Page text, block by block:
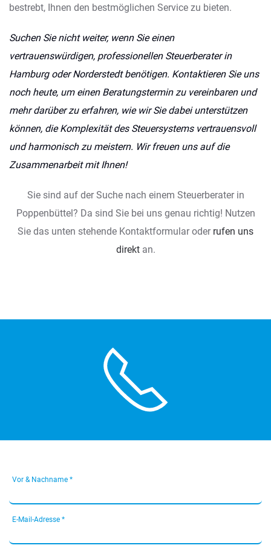
bestrebt, Ihnen den bestmöglichen Service zu bieten.
Suchen Sie nicht weiter, wenn Sie einen
vertrauenswürdigen, professionellen Steuerberater in
Hamburg oder Norderstedt benötigen. Kontaktieren Sie uns
noch heute, um einen Beratungstermin zu vereinbaren und
mehr darüber zu erfahren, wie wir Sie dabei unterstützen
können, die Komplexität des Steuersystems vertrauensvoll
und harmonisch zu meistern. Wir freuen uns auf die
Zusammenarbeit mit Ihnen!
Sie sind auf der Suche nach einem Steuerberater in
Poppenbüttel? Da sind Sie bei uns genau richtig! Nutzen
Sie das unten stehende Kontaktformular oder rufen uns
direktan.
Vor & Nachname *
E-Mail-Adresse *